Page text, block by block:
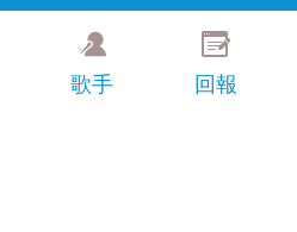
歌手
回報